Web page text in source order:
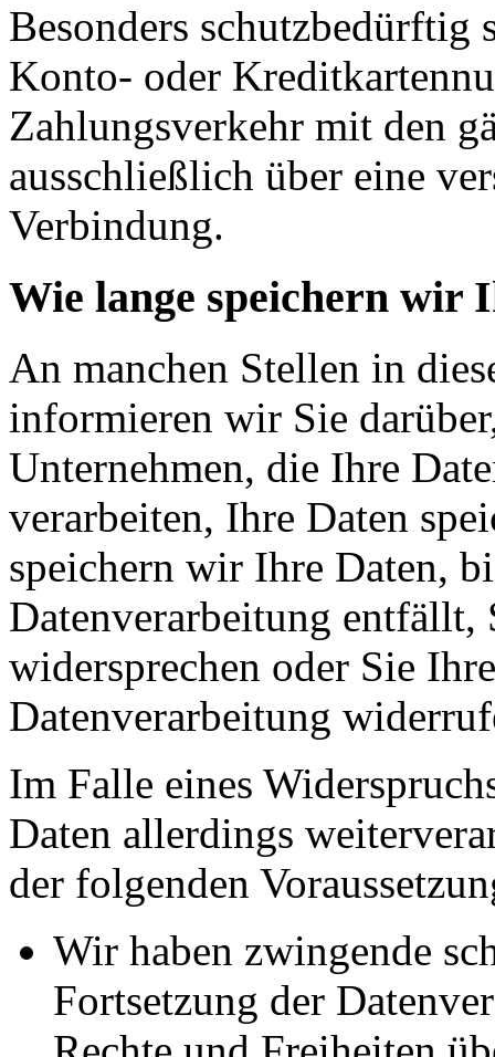
Besonders schutzbedürftig
Konto- oder
Zahlungsverkehr mit den
ausschließlich über eine
Verbindung.
Wie lange speichern wir
An manchen Stellen in
informieren wir Sie
Unternehmen, die Ihre
verarbeiten, Ihre Daten
speichern wir Ihre Daten,
Datenverarbeitung entfällt,
widersprechen oder Sie
Datenverarbeitung
Im Falle eines
Daten allerdings
der folgenden
Wir haben zwingende
Fortsetzung der